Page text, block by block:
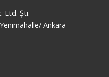
Ltd. Şti.
Ankara